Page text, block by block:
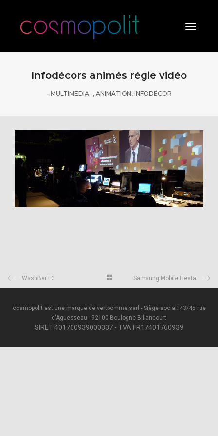
Toggle
Infodécors animés régie vidéo
- MULTIMEDIA -, ANIMATION, INFODÉCOR
WashBar LG Samsung Mobile Fiesta
cosmopolit est une marque de vertpomme sarl - Siège social: 43/45 rue
d'Aguesseau - 92100 Boulogne Billancourt
SIRET 401760939000337 - TVA FR17401760939